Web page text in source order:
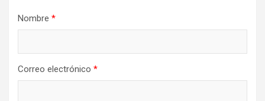
Nombre *
Correo electrónico *